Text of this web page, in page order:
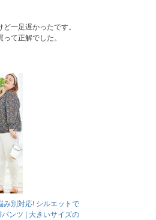
一足遅かったです。
て正解でした。
み別対応! シルエットで
ンツ | 大きいサイズの